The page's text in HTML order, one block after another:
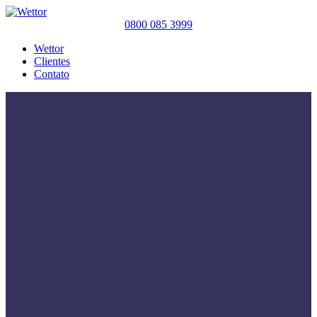
0800 085 3999
Wettor
Clientes
Contato